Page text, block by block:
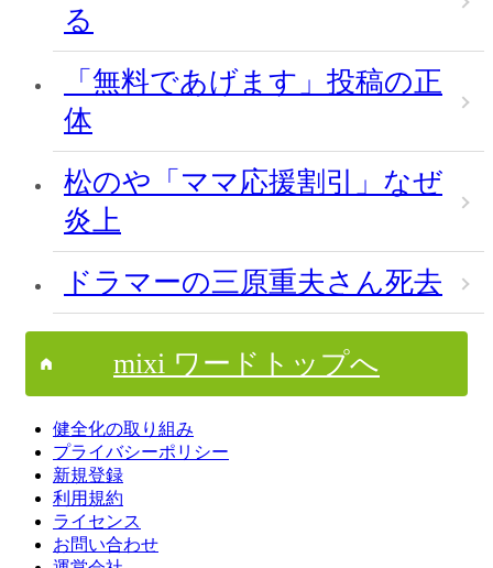
る
「無料であげます」投稿の正
体
松のや「ママ応援割引」なぜ
炎上
ドラマーの三原重夫さん死去
mixi ワードトップへ
健全化の取り組み
プライバシーポリシー
新規登録
利用規約
ライセンス
お問い合わせ